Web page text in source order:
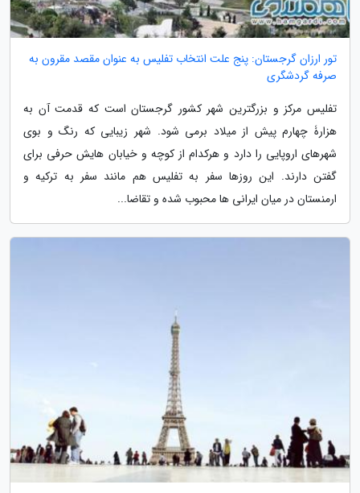
تور ارزان گرجستان: پنج علت انتخاب تفلیس به عنوان مقصد مقرون به
صرفه گردشگری
تفلیس مرکز و بزرگترین شهر کشور گرجستان است که قدمت آن به
هزارۀ چهارم پیش از میلاد برمی شود. شهر زیبایی که رنگ و بوی
شهرهای اروپایی را دارد و هرکدام از کوچه و خیابان هایش حرفی برای
گفتن دارند. این روزها سفر به تفلیس هم مانند سفر به ترکیه و
ارمنستان در میان ایرانی ها محبوب شده و تقاضا...